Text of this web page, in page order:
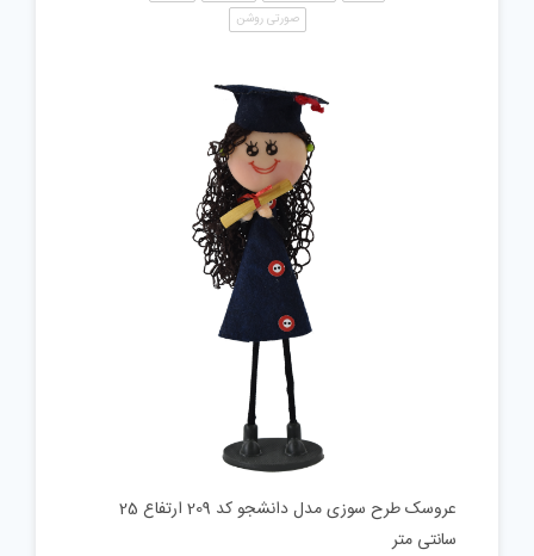
صورتی روشن
عروسک طرح سوزی مدل دانشجو کد 209 ارتفاع 25
سانتی متر